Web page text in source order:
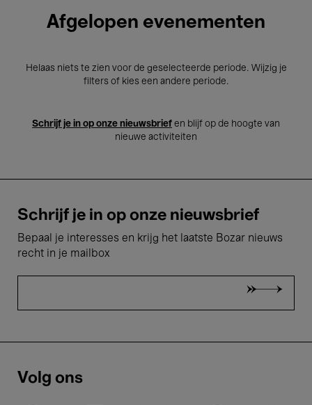
Afgelopen evenementen
Helaas niets te zien voor de geselecteerde periode. Wijzig je
filters of kies een andere periode.
Schrijf je in op onze nieuwsbrief en blijf op de hoogte van
nieuwe activiteiten
Schrijf je in op onze nieuwsbrief
Bepaal je interesses en krijg het laatste Bozar nieuws
recht in je mailbox
Volg ons